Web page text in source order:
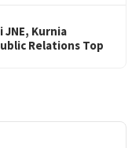
Kurnia
Relations Top